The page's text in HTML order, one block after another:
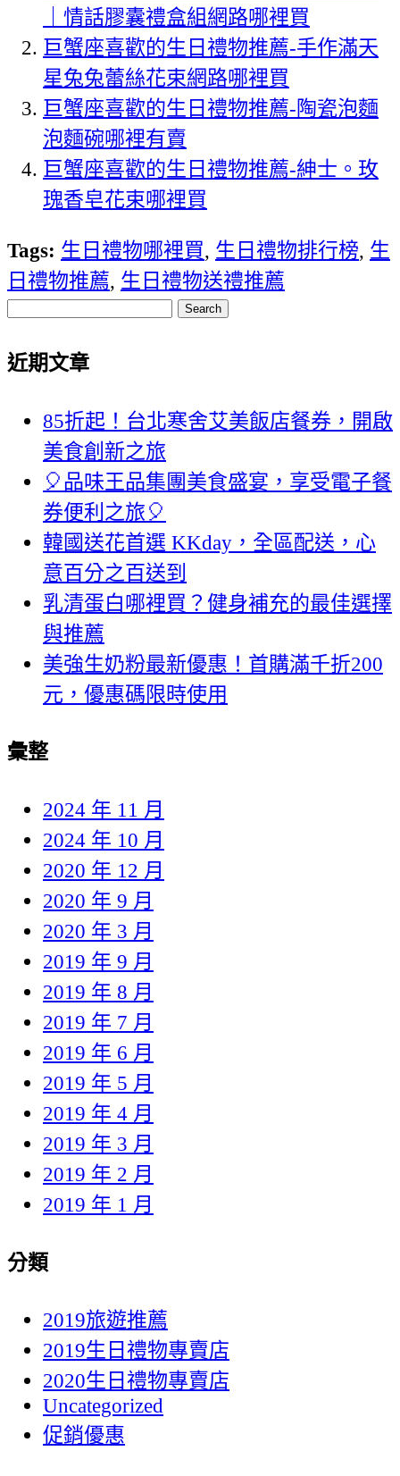
｜情話膠囊禮盒組網路哪裡買
巨蟹座喜歡的生日禮物推薦-手作滿天
星兔兔蕾絲花束網路哪裡買
巨蟹座喜歡的生日禮物推薦-陶瓷泡麵
泡麵碗哪裡有賣
巨蟹座喜歡的生日禮物推薦-紳士。玫
瑰香皂花束哪裡買
Tags: 生日禮物哪裡買, 生日禮物排行榜, 生
日禮物推薦, 生日禮物送禮推薦
Search
近期文章
85折起！台北寒舍艾美飯店餐券，開啟
美食創新之旅
🎈品味王品集團美食盛宴，享受電子餐
券便利之旅🎈
韓國送花首選 KKday，全區配送，心
意百分之百送到
乳清蛋白哪裡買？健身補充的最佳選擇
與推薦
美強生奶粉最新優惠！首購滿千折200
元，優惠碼限時使用
彙整
2024 年 11 月
2024 年 10 月
2020 年 12 月
2020 年 9 月
2020 年 3 月
2019 年 9 月
2019 年 8 月
2019 年 7 月
2019 年 6 月
2019 年 5 月
2019 年 4 月
2019 年 3 月
2019 年 2 月
2019 年 1 月
分類
2019旅遊推薦
2019生日禮物專賣店
2020生日禮物專賣店
Uncategorized
促銷優惠